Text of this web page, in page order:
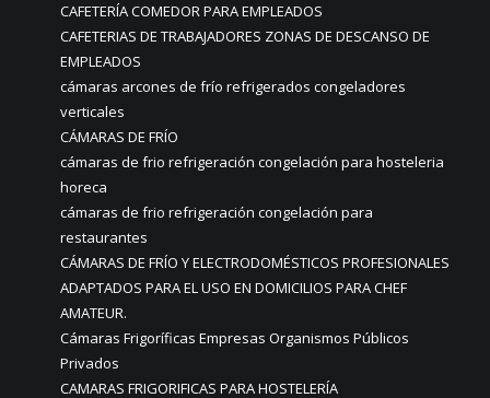
CAFETERÍA COMEDOR PARA EMPLEADOS
CAFETERIAS DE TRABAJADORES ZONAS DE DESCANSO DE
EMPLEADOS
cámaras arcones de frío refrigerados congeladores
verticales
CÁMARAS DE FRÍO
cámaras de frio refrigeración congelación para hosteleria
horeca
cámaras de frio refrigeración congelación para
restaurantes
CÁMARAS DE FRÍO Y ELECTRODOMÉSTICOS PROFESIONALES
ADAPTADOS PARA EL USO EN DOMICILIOS PARA CHEF
AMATEUR.
Cámaras Frigoríficas Empresas Organismos Públicos
Privados
CAMARAS FRIGORIFICAS PARA HOSTELERÍA